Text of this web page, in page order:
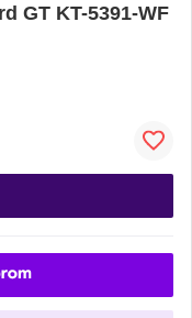
GT KT-5391-WF